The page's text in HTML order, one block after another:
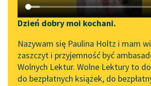
Katalog DAISY
Podkasty o książkach
Zgłoś
Aktualności
Spotkanie z Katarzyną
Tunkiel w Oslo
Mapa
Dzień dobry moi kochani.
Nazywam się Paulina Holtz i mam
zaszczyt i przyjemność być
Wolnych Lektur. Wolne Lektury to
do bezpłatnych książek, do
Susan
Dla Józi i
niedziela
niejako w